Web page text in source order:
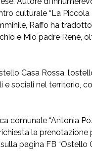
culturale “La Piccola
Raffo ha
e Mio padre René,
Casa Rossa,
sociali nel territorio,
comunale “Antonia
la
pagina FB “Ostello